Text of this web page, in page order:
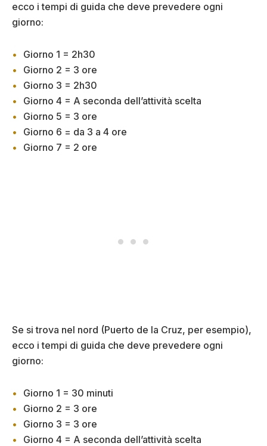
ecco i tempi di guida che deve prevedere ogni
giorno:
Giorno 1 = 2h30
Giorno 2 = 3 ore
Giorno 3 = 2h30
Giorno 4 = A seconda dell’attività scelta
Giorno 5 = 3 ore
Giorno 6 = da 3 a 4 ore
Giorno 7 = 2 ore
Se si trova nel nord (Puerto de la Cruz, per esempio),
ecco i tempi di guida che deve prevedere ogni
giorno:
Giorno 1 = 30 minuti
Giorno 2 = 3 ore
Giorno 3 = 3 ore
Giorno 4 = A seconda dell’attività scelta